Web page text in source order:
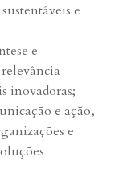
e
e
inovadoras;
e ação,
e